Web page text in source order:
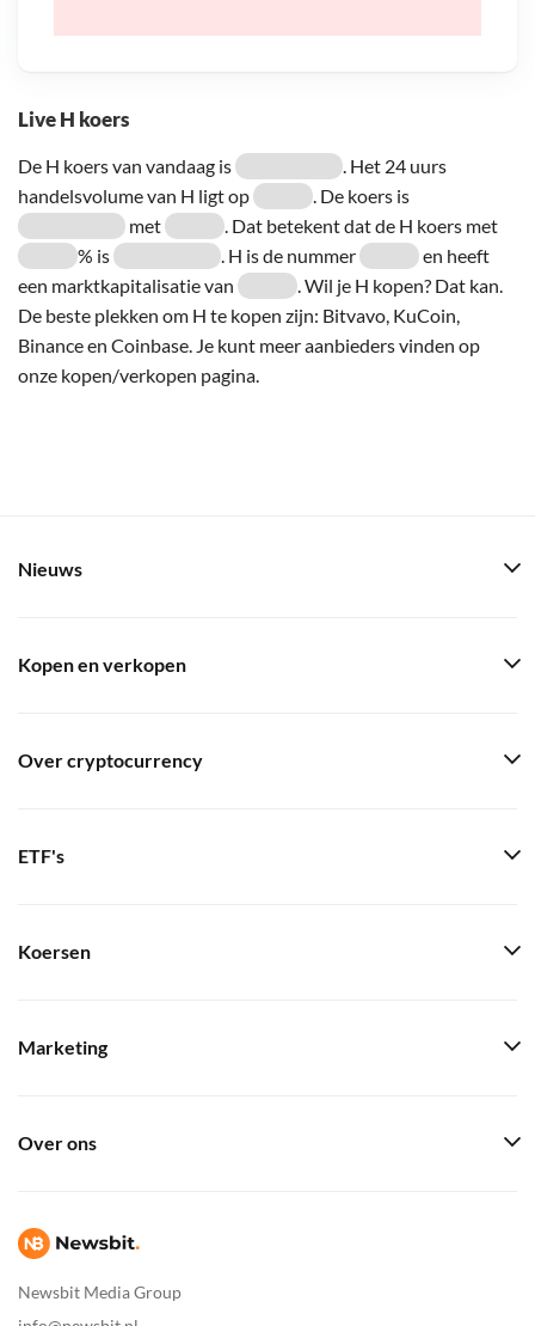
Live H koers
De H koers van vandaag is
. Het 24 uurs
handelsvolume van H ligt op
. De koers is
met
. Dat betekent dat de H koers met
% is
. H is de nummer
en heeft
een marktkapitalisatie van
. Wil je H kopen? Dat kan.
De beste plekken om H te kopen zijn: Bitvavo, KuCoin,
Binance en Coinbase. Je kunt meer aanbieders vinden op
onze kopen/verkopen pagina.
Newsbit Media Group
Nieuws
Kopen en verkopen
Over cryptocurrency
ETF's
Koersen
Marketing
Over ons